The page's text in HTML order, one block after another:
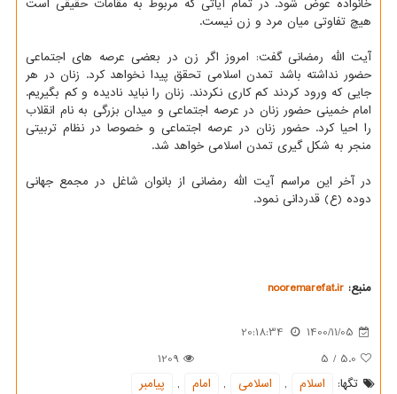
خانواده عوض شود. در تمام آیاتی که مربوط به مقامات حقیقی است
هیچ تفاوتی میان مرد و زن نیست.
آیت الله رمضانی گفت: امروز اگر زن در بعضی عرصه های اجتماعی
حضور نداشته باشد تمدن اسلامی تحقق پیدا نخواهد کرد. زنان در هر
جایی که ورود کردند کم کاری نکردند. زنان را نباید نادیده و کم بگیریم.
امام خمینی حضور زنان در عرصه اجتماعی و میدان بزرگی به نام انقلاب
را احیا کرد. حضور زنان در عرصه اجتماعی و خصوصا در نظام تربیتی
منجر به شکل گیری تمدن اسلامی خواهد شد.
در آخر این مراسم آیت الله رمضانی از بانوان شاغل در مجمع جهانی
دوده (ع) قدردانی نمود.
منبع: nooremarefat.ir
1400/11/05
20:18:34
5.0
/
5
1209
تگها:
اسلام , اسلامی , امام ,
پیامبر